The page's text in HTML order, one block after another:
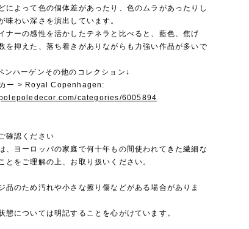
によって色の個体差があったり、色のムラがあったりし
味わい深さを演出しています。
ナーの感性を活かしたテネラと比べると、藍色、焦げ
を抑えた、落ち着きがありながらも力強い作品が多いで
ンハーゲンその他のコレクション↓
ー > Royal Copenhagen:
categories/6005894
確認ください
、ヨーロッパの家庭で何十年もの間使われてきた繊細な
とをご理解の上、お取り扱いください。
品のため汚れや小さな擦り傷などがある場合がありま
態については明記することを心がけています。